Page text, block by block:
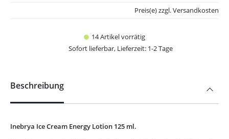
14 Artikel vorrätig
Sofort lieferbar, Lieferzeit: 1-2 Tage
Preis(e) zzgl. Versandkosten
Beschreibung
Inebrya Ice Cream Energy Lotion 125 ml.